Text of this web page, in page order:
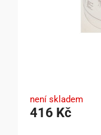
není skladem
416 Kč